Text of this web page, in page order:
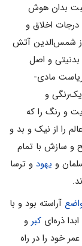
بدان هوش
اخلاق و
شمس‌الدین آتش
بدنیتی و اصل
مادی-
و
و رنگ را که
را از نیک و بد و
و سازش با تمام
و یهود و ترسا
آراسته بود و با
ذره‌ای کبر و
خود را در راه